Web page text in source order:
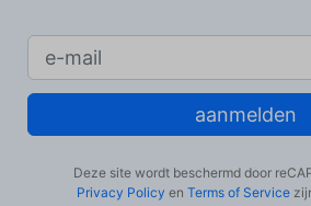
aanmelden
Deze site wordt beschermd door
Privacy Policy en Terms of Service